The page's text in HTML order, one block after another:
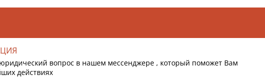
вопрос в нашем мессенджере , который поможет Вам
действиях